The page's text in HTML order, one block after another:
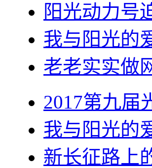
阳光动力号
我与阳光的
老老实实做
2017第九届
我与阳光的
新长征路上